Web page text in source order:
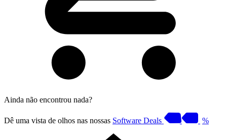
Ainda não encontrou nada?
Dê uma vista de olhos nas nossas Software Deals %